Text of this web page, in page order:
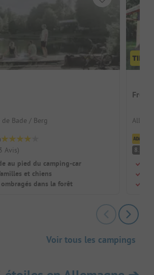
Bade / Berg
Avis)
au pied du camping-car
et chiens
dans la forêt
8.2
Voir tous les campings